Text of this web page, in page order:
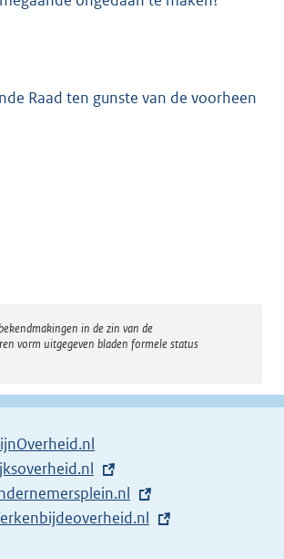
Raad ten gunste van de voorheen
in de zin van de
vorm uitgegeven bladen formele status